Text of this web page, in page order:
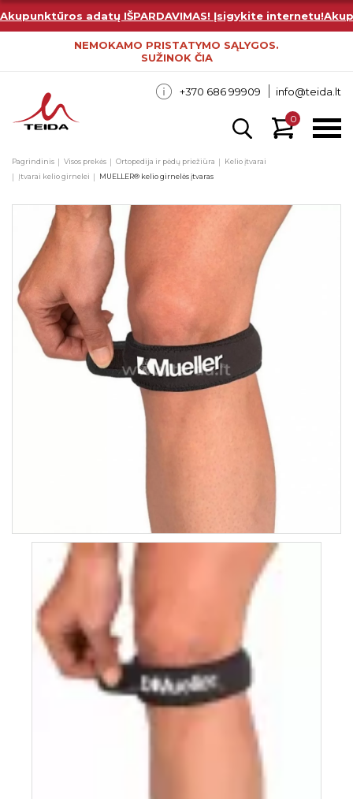
Akupunktūros adatų IŠPARDAVIMAS! Įsigykite internetu!
NEMOKAMO PRISTATYMO SĄLYGOS.
SUŽINOK ČIA
0
+370 686 99909 info@teida.lt
Pagrindinis Visos prekės Ortopedija ir pėdų priežiūra
Kelio įtvarai
Įtvarai kelio girnelei
MUELLER® kelio girnelės įtvaras